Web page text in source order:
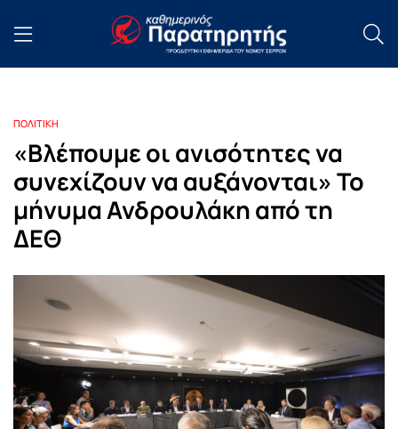
ΠΟΛΙΤΙΚΗ
«Βλέπουμε οι ανισότητες να
συνεχίζουν να αυξάνονται» Το
μήνυμα Ανδρουλάκη από τη
ΔΕΘ